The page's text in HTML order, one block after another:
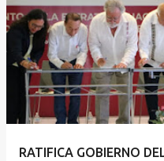
RATIFICA GOBIERNO